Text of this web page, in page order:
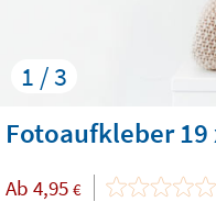
1 / 3
Fotoaufkleber 19
Ab 4,95 €